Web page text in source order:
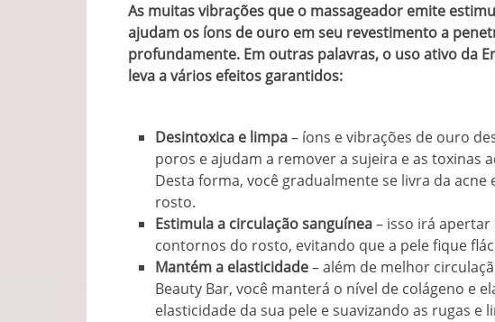
As muitas vibrações que o massageador emite
ajudam os íons de ouro em seu revestimento a
profundamente. Em outras palavras, o uso ativo da
leva a vários efeitos garantidos:
Desintoxica e limpa– íons e vibrações de ouro
poros e ajudam a remover a sujeira e as toxinas
Desta forma, você gradualmente se livra da acne
rosto.
Estimula a circulação sanguínea– isso irá
contornos do rosto, evitando que a pele fique
Mantém a elasticidade– além de melhor
Beauty Bar, você manterá o nível de colágeno e
elasticidade da sua pele e suavizando as rugas e